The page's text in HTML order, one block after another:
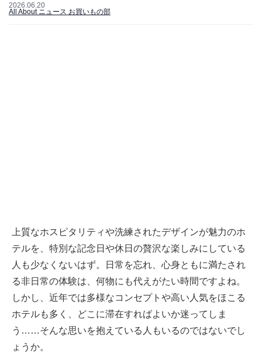
2026.06.20
All About ニュース お買いもの部
上質なホスピタリティや洗練されたデザインが魅力のホ
テルを、特別な記念日や休日の贅沢な楽しみにしている
人も少なくないはず。日常を忘れ、心身ともに満たされ
る非日常の体験は、何物にも代えがたい時間ですよね。
しかし、近年では多様なコンセプトや高い人気をほこる
ホテルも多く、どこに滞在すればよいか迷ってしま
う……そんな思いを抱えている人もいるのではないでし
ょうか。